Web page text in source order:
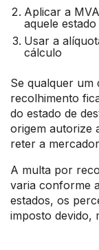
Aplicar a
aquele estado
Usar a
cálculo
Se qualquer um
recolhimento
do estado de
origem autorize
reter a
A multa por
varia conforme
estados, os
imposto devido,